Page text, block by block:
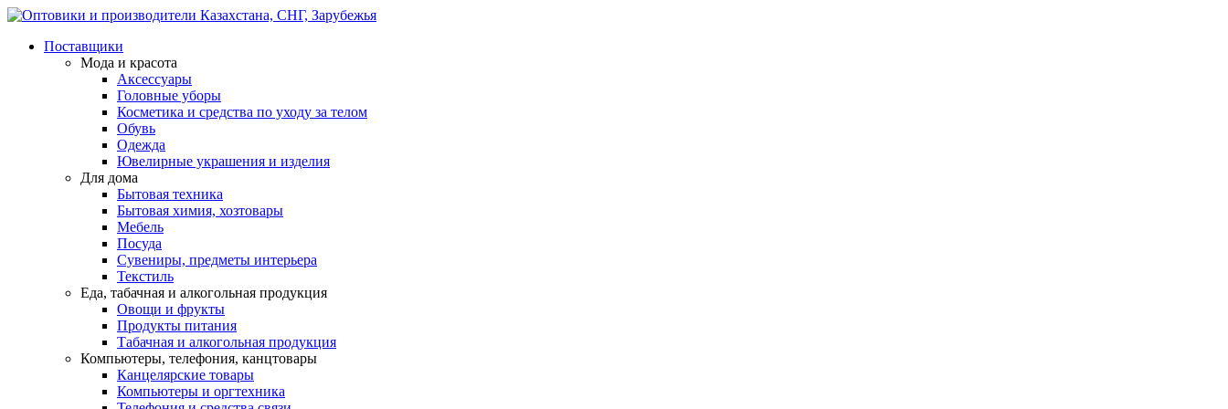
Поставщики
Мода и красота
Аксессуары
Головные уборы
Косметика и средства по уходу за телом
Обувь
Одежда
Ювелирные украшения и изделия
Для дома
Бытовая техника
Бытовая химия, хозтовары
Мебель
Посуда
Сувениры, предметы интерьера
Текстиль
Еда, табачная и алкогольная продукция
Овощи и фрукты
Продукты питания
Табачная и алкогольная продукция
Компьютеры, телефония, канцтовары
Канцелярские товары
Компьютеры и оргтехника